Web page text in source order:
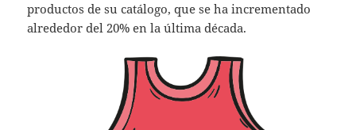
productos de su catálogo, que se ha incrementado
alrededor del 20% en la última década.